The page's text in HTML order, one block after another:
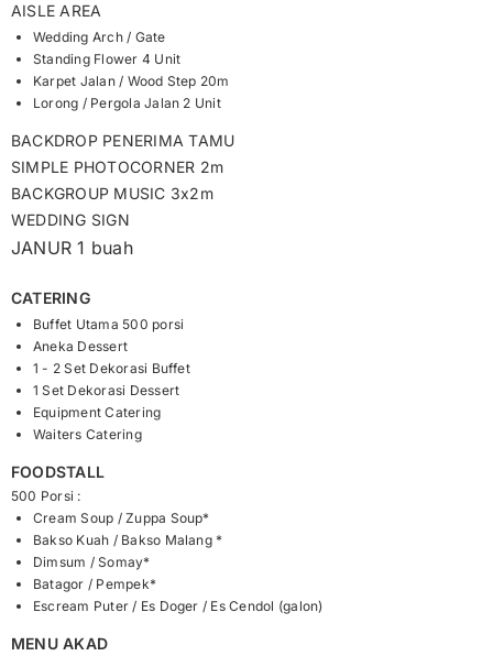
AISLE AREA
Wedding Arch / Gate
Standing Flower 4 Unit
Karpet Jalan / Wood Step 20m
Lorong / Pergola Jalan 2 Unit
BACKDROP PENERIMA TAMU
SIMPLE PHOTOCORNER 2m
BACKGROUP MUSIC 3x2m
WEDDING SIGN
JANUR 1 buah
CATERING
Buffet Utama 500 porsi
Aneka Dessert
1 - 2 Set Dekorasi Buffet
1 Set Dekorasi Dessert
Equipment Catering
Waiters Catering
FOODSTALL
500 Porsi :
Cream Soup / Zuppa Soup*
Bakso Kuah / Bakso Malang *
Dimsum / Somay*
Batagor / Pempek*
Escream Puter / Es Doger / Es Cendol (galon)
MENU AKAD